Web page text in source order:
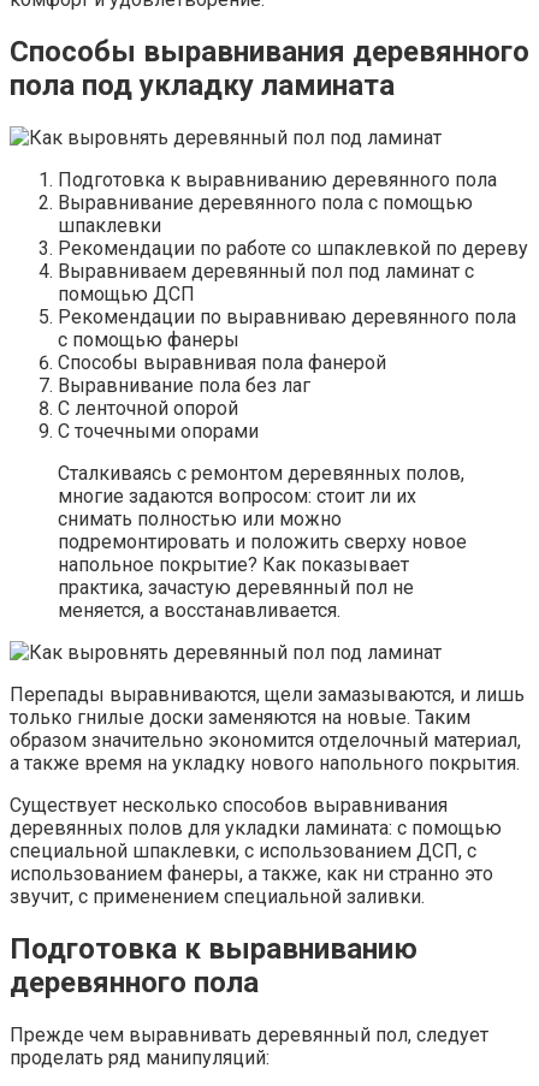
Способы выравнивания деревянного
пола под укладку ламината
Подготовка к выравниванию деревянного пола
Выравнивание деревянного пола с помощью
шпаклевки
Рекомендации по работе со шпаклевкой по дереву
Выравниваем деревянный пол под ламинат с
помощью ДСП
Рекомендации по выравниваю деревянного пола
с помощью фанеры
Способы выравнивая пола фанерой
Выравнивание пола без лаг
С ленточной опорой
С точечными опорами
Сталкиваясь с ремонтом деревянных полов,
многие задаются вопросом: стоит ли их
снимать полностью или можно
подремонтировать и положить сверху новое
напольное покрытие? Как показывает
практика, зачастую деревянный пол не
меняется, а восстанавливается.
Перепады выравниваются, щели замазываются, и лишь
только гнилые доски заменяются на новые. Таким
образом значительно экономится отделочный материал,
а также время на укладку нового напольного покрытия.
Существует несколько способов выравнивания
деревянных полов для укладки ламината: с помощью
специальной шпаклевки, с использованием ДСП, с
использованием фанеры, а также, как ни странно это
звучит, с применением специальной заливки.
Подготовка к выравниванию
деревянного пола
Прежде чем выравнивать деревянный пол, следует
проделать ряд манипуляций: